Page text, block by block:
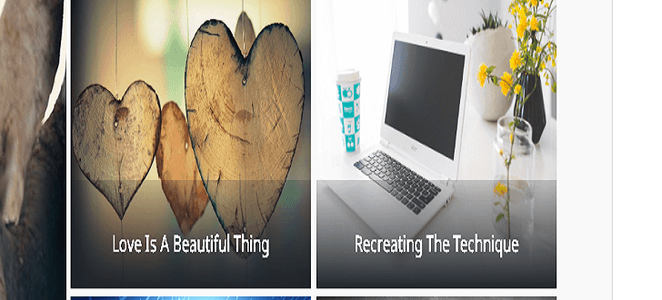
WordPress version
4.7
PHP version
Theme homepage